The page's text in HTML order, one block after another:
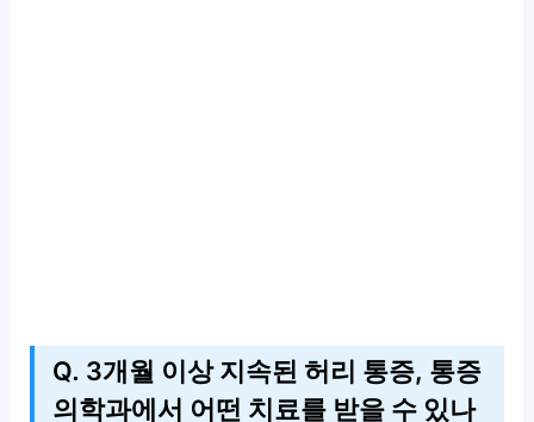
Q. 3개월 이상 지속된 허리 통증, 통증
의학과에서 어떤 치료를 받을 수 있나